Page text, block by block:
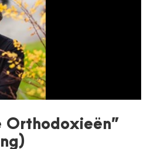
Orthodoxieën”